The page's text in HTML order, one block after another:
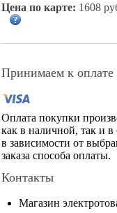
Цена по карте: 1608
Принимаем к оплате
Оплата покупки
как в наличной, так и
в зависимости от
заказа способа оплаты.
Контакты
Магазин